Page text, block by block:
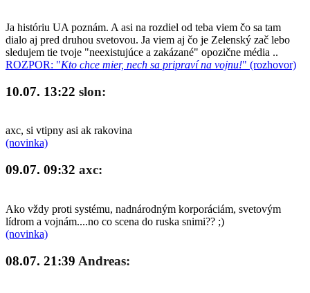
Ja históriu UA poznám. A asi na rozdiel od teba viem čo sa tam
dialo aj pred druhou svetovou. Ja viem aj čo je Zelenský zač lebo
sledujem tie tvoje "neexistujúce a zakázané" opozične média ..
ROZPOR: "Kto chce mier, nech sa pripraví na vojnu!" (rozhovor)
10.07. 13:22 slon:
axc, si vtipny asi ak rakovina
(novinka)
09.07. 09:32 axc:
Ako vždy proti systému, nadnárodným korporáciám, svetovým
lídrom a vojnám....no co scena do ruska snimi?? ;)
(novinka)
08.07. 21:39 Andreas: